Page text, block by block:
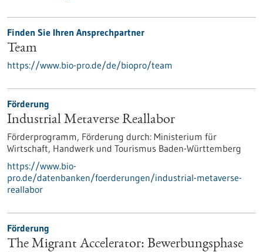
Finden Sie Ihren Ansprechpartner
Team
https://www.bio-pro.de/de/biopro/team
Förderung
Industrial Metaverse Reallabor
Förderprogramm, Förderung durch: Ministerium für
Wirtschaft, Handwerk und Tourismus Baden-Württemberg
https://www.bio-
pro.de/datenbanken/foerderungen/industrial-metaverse-
reallabor
Förderung
The Migrant Accelerator: Bewerbungsphase